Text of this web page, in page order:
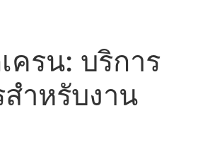
ครน: บริการ
ำหรับงาน